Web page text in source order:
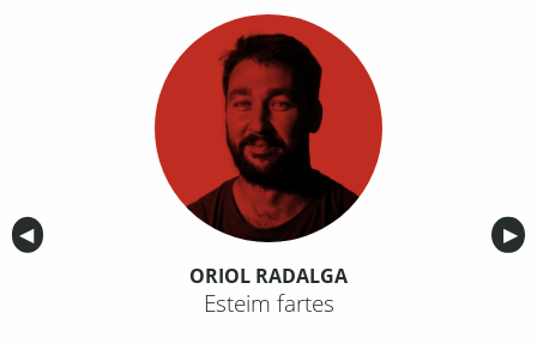
Anterior
◀︎ ▶︎
ORIOL RADALGA
Esteim fartes